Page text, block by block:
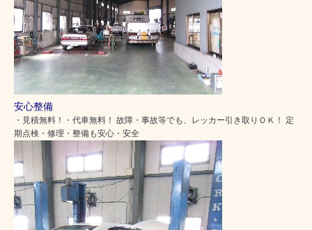
安心整備
・見積無料！・代車無料！ 故障・事故等でも、レッカー引き取りＯＫ！ 定
期点検・修理・整備も安心・安全